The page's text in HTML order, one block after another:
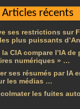
Articles récents
ses restrictions sur
plus puissants
CIA compare l’IA de
numériques » …
ses résumés par IA
les médias …
les fuites